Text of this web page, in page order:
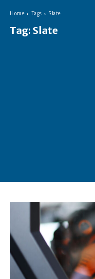
Home Tags Slate
Tag: Slate